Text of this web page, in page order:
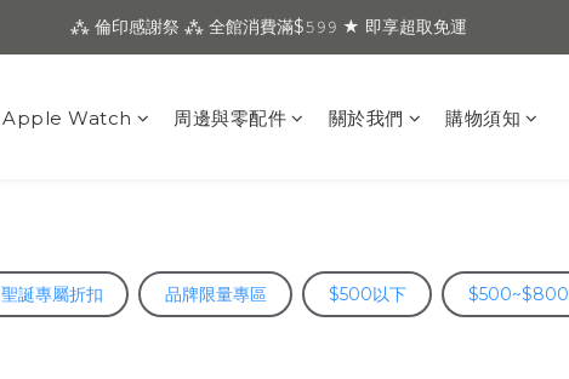
⁂ 倫印感謝祭 ⁂ 全館消費滿$𝟻𝟿𝟿 ★ 即享超取免運
Apple Watch 周邊與零配件 關於我們 購物須知
聖誕專屬折扣 品牌限量專區 $500以下 $500~$800